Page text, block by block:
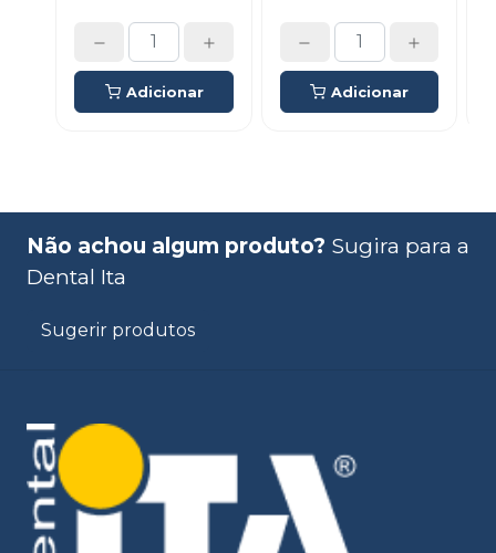
Adicionar Adicionar
Não achou algum produto? Sugira para a
Dental Ita
Sugerir produtos